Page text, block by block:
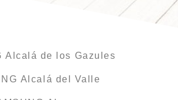
Alcalá de los Gazules
Alcalá del Valle